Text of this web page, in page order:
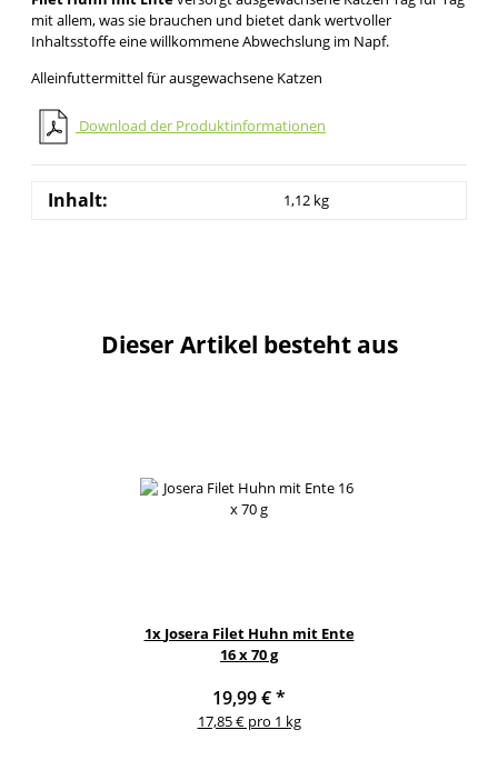
mit allem, was sie brauchen und bietet dank wertvoller
Inhaltsstoffe eine willkommene Abwechslung im Napf.
Alleinfuttermittel für ausgewachsene Katzen
Download der Produktinformationen
Inhalt: 1,12 kg
Dieser Artikel besteht aus
1x Josera Filet Huhn mit Ente
16 x 70 g
19,99 €*
17,85 € pro 1 kg